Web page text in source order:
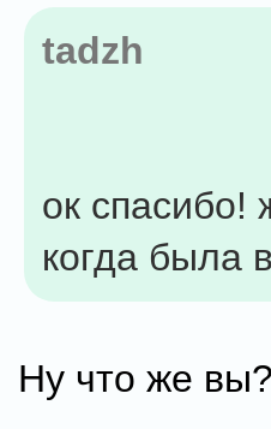
tadzh
ок спасибо!
когда была
Ну что же